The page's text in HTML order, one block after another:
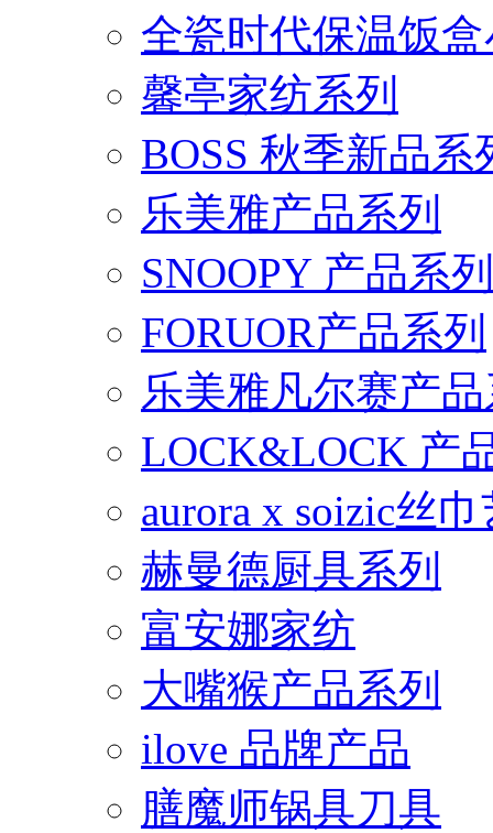
全瓷时代保温饭
馨亭家纺系列
BOSS 秋季新品系
乐美雅产品系列
SNOOPY 产品系列
FORUOR产品系列
乐美雅凡尔赛产
LOCK&LOCK 产
aurora x soizic丝
赫曼德厨具系列
富安娜家纺
大嘴猴产品系列
ilove 品牌产品
膳魔师锅具刀具